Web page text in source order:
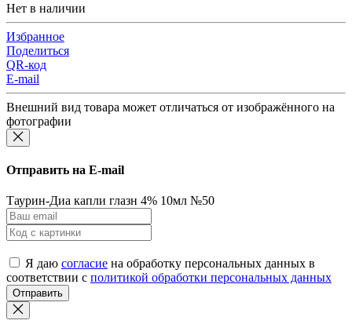
Нет в наличии
Избранное
Поделиться
QR-код
E-mail
Внешний вид товара может отличаться от изображённого на
фотографии
Отправить на E-mail
Таурин-Диа капли глазн 4% 10мл №50
Я даю согласие на обработку персональных данных в
соответствии с политикой обработки персональных данных
Отправить